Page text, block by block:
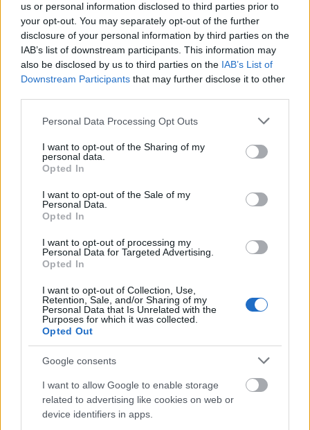
us or personal information disclosed to third parties prior to
your opt-out. You may separately opt-out of the further
disclosure of your personal information by third parties on the
IAB’s list of downstream participants. This information may
also be disclosed by us to third parties on the IAB’s List of
Downstream Participants that may further disclose it to other
Please note that this website/app uses one or more Google
not limited to your visit or usage behaviour. You may click to
grant or deny consent to Google and its third-party tags to
use your data for below specified purposes in below Google
consent section.
Personal Data Processing Opt Outs
I want to opt-out of the Sharing of my
personal data.
Opted In
I want to opt-out of the Sale of my
Personal Data.
Opted In
I want to opt-out of processing my
Personal Data for Targeted Advertising.
Opted In
I want to opt-out of Collection, Use,
Retention, Sale, and/or Sharing of my
Personal Data that Is Unrelated with the
Purposes for which it was collected.
Opted Out
Google consents
I want to allow Google to enable storage
related to advertising like cookies on web or
device identifiers in apps.